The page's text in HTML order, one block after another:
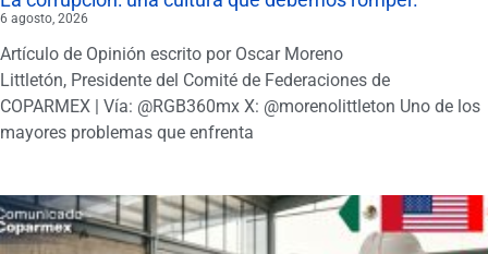
6 agosto, 2026
Artículo de Opinión escrito por Oscar Moreno
Littletón, Presidente del Comité de Federaciones de
COPARMEX | Vía: @RGB360mx X: @morenolittleton Uno de los
mayores problemas que enfrenta